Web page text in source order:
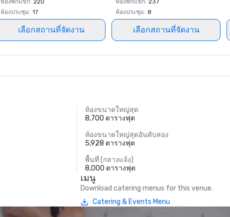
ห้องพักแขก: 220
ห้องประชุม: 17
เลือกสถานที่จัดงาน
ห้องพักแขก: 237
ห้องประชุม: 8
เลือกสถานที่จัดงาน
ห้องขนาดใหญ่สุด
8,700 ตารางฟุต
ห้องขนาดใหญ่สุดอันดับสอง
5,928 ตารางฟุต
พื้นที่ (กลางแจ้ง)
8,000 ตารางฟุต
เมนู
Download catering menus for this venue.
Catering & Events Menu